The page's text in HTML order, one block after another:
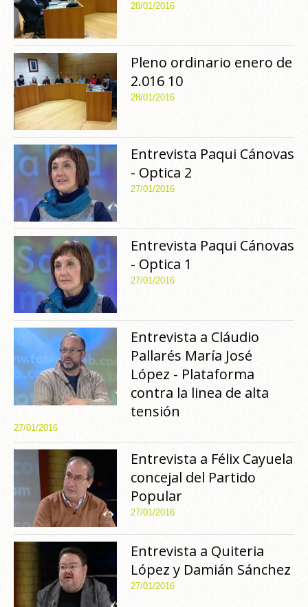
28/01/2016
Pleno ordinario enero de
2.016 10
28/01/2016
Entrevista Paqui Cánovas
- Optica 2
27/01/2016
Entrevista Paqui Cánovas
- Optica 1
27/01/2016
Entrevista a Cláudio
Pallarés María José
López - Plataforma
contra la linea de alta
tensión
27/01/2016
Entrevista a Félix Cayuela
concejal del Partido
Popular
27/01/2016
Entrevista a Quiteria
López y Damián Sánchez
27/01/2016